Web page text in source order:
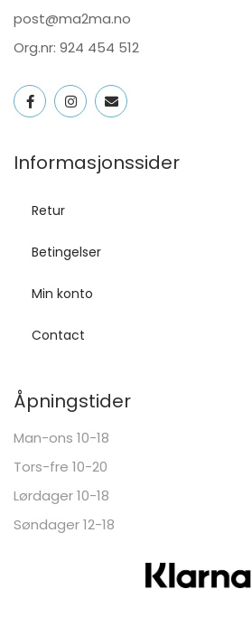
post@ma2ma.no
Org.nr: 924 454 512
Informasjonssider
Retur
Betingelser
Min konto
Contact
Åpningstider
Man-ons 10-18
Tors-fre 10-20
Lørdager 10-18
Søndager 12-18